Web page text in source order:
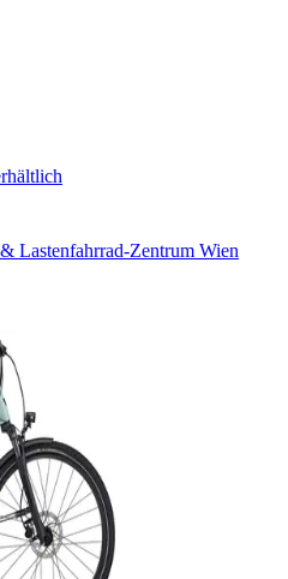
Lastenfahrrad-Zentrum Wien